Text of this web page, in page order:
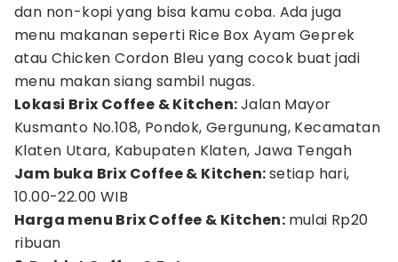
dan non-kopi yang bisa kamu coba. Ada juga
menu makanan seperti Rice Box Ayam Geprek
atau Chicken Cordon Bleu yang cocok buat jadi
menu makan siang sambil nugas.
Lokasi Brix Coffee & Kitchen:Jalan Mayor
Kusmanto No.108, Pondok, Gergunung, Kecamatan
Klaten Utara, Kabupaten Klaten, Jawa Tengah
Jam buka Brix Coffee & Kitchen:setiap hari,
10.00-22.00 WIB
Harga menu Brix Coffee & Kitchen: mulai Rp20
ribuan